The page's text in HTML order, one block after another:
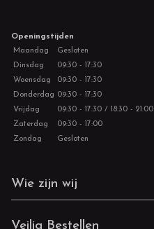
Openingstijden
Maandag
Gesloten
Dinsdag
09:30 - 17:30
Woensdag
09:30 - 17:30
Donderdag 09:30 - 17:30
Vrijdag
09:30 - 17:30 / 18:30 - 21:00
Zaterdag
09:30 - 17:00
Zondag
Gesloten
Wie zijn wij
Veilig Bestellen